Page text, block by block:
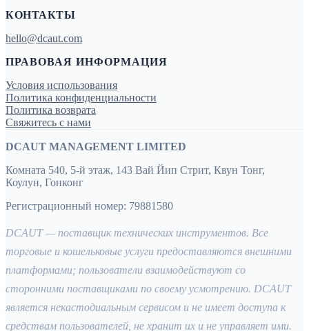
КОНТАКТЫ
hello@dcaut.com
ПРАВОВАЯ ИНФОРМАЦИЯ
Условия использования
Политика конфиденциальности
Политика возврата
Свяжитесь с нами
DCAUT MANAGEMENT LIMITED
Комната 540, 5-й этаж, 143 Вай Йип Стрит, Квун Тонг,
Коулун, Гонконг
Регистрационный номер: 79881580
DCAUT — поставщик технических инструментов. Все
торговые и кошельковые услуги предоставляются внешними
платформами; пользователи взаимодействуют со
сторонними поставщиками по своему усмотрению. DCAUT
является некастодиальным сервисом и не имеет доступа к
средствам пользователей, не хранит их и не управляет ими.